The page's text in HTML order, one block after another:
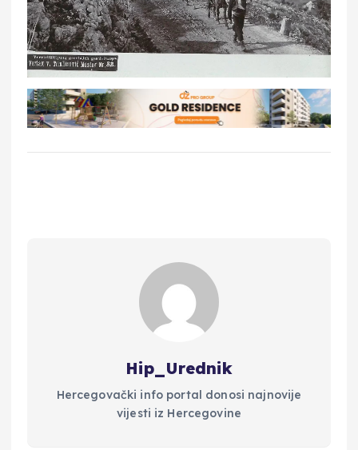
Hip_Urednik
Hercegovački info portal donosi najnovije
vijesti iz Hercegovine